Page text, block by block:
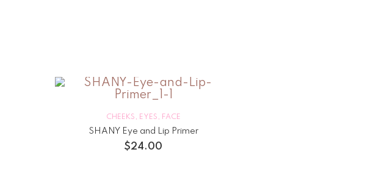
CHEEKS , EYES , FACE
SHANY Eye and Lip Primer
$24.00